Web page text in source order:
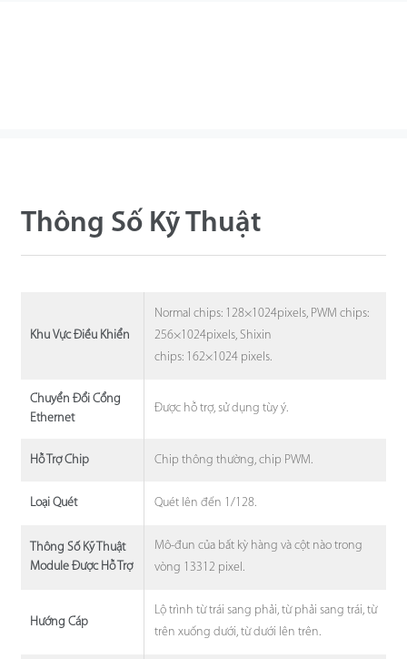
Thông Số Kỹ Thuật
Khu Vực Điều Khiển
Normal chips: 128×1024pixels, PWM chips:
256×1024pixels, Shixin
chips: 162×1024 pixels.
Chuyển Đổi Cổng
Ethernet
Được hỗ trợ, sử dụng tùy ý.
Hỗ Trợ Chip Chip thông thường, chip PWM.
Loại Quét Quét lên đến 1/128.
Thông Số Kỹ Thuật
Module Được Hỗ Trợ
Mô-đun của bất kỳ hàng và cột nào trong
vòng 13312 pixel.
Hướng Cáp
Lộ trình từ trái sang phải, từ phải sang trái, từ
trên xuống dưới, từ dưới lên trên.